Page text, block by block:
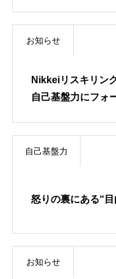
お知らせ
Nikkeiリスキリン
自己基盤力にフォ
自己基盤力
怒りの裏にある“目
お知らせ